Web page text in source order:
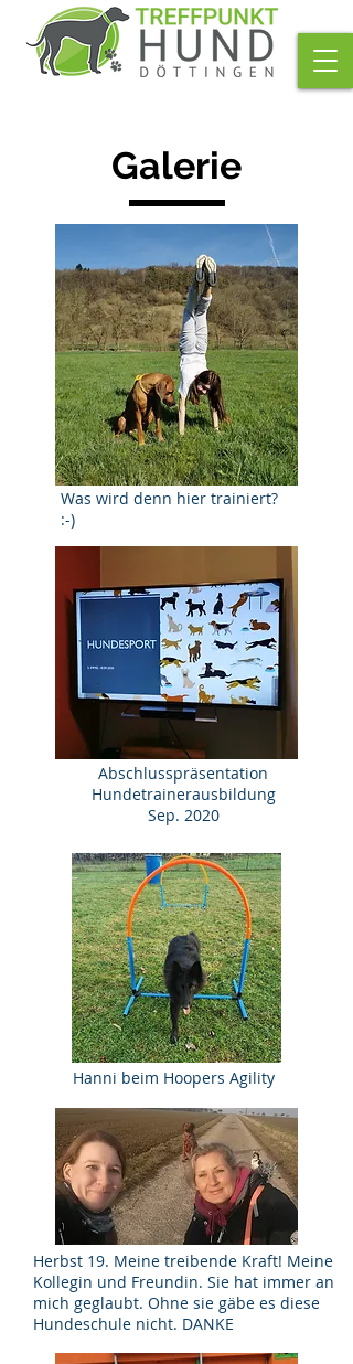
Galerie
Was wird denn hier trainiert?
:-)
Abschlusspräsentation
Hundetrainerausbildung
Sep. 2020
Hanni beim Hoopers Agility
Herbst 19. Meine treibende Kraft! Meine
Kollegin und Freundin. Sie hat immer an
mich geglaubt. Ohne sie gäbe es diese
Hundeschule nicht. DANKE